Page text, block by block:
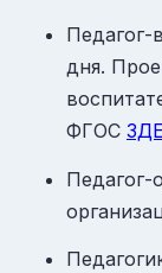
Педагог-
дня.
ФГОС
Педагог-